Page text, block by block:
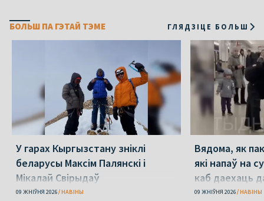
БОЛЬШ ПА ГЭТАЙ ТЭМЕ ГЛЯДЗІЦЕ БОЛЬШ
У гарах Кыргызстану зніклі
беларусы Максім Палянскі і
Мікалай Свірыдаў
09 ЖНІЎНЯ 2026 НАВІНЫ
Вядома, як
які напаў на
каб даехаць
09 ЖНІЎНЯ 2026 НАВІНЫ